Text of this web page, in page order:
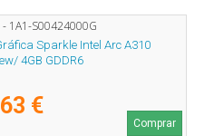
- 1A1-S00424000G
Sparkle Intel Arc A310
4GB GDDR6
€
Comprar